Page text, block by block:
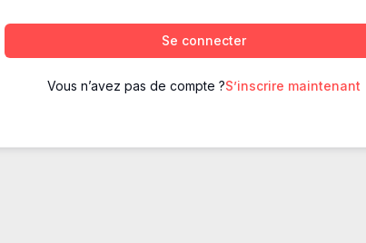
Se connecter
Vous n’avez pas de compte ?S’inscrire maintenant